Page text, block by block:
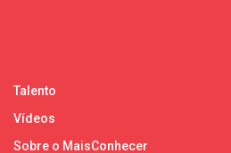
Talento
Vídeos
Sobre o MaisConhecer